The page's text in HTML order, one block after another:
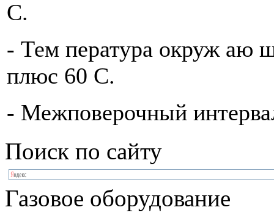
С.
- Тем пература окруж аю
плюс 60 С.
- Межповерочный
Поиск по сайту
Газовое оборудование